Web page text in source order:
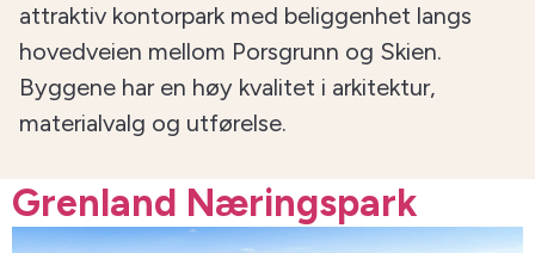
attraktiv kontorpark med beliggenhet langs
hovedveien mellom Porsgrunn og Skien.
Byggene har en høy kvalitet i arkitektur,
materialvalg og utførelse.
Grenland Næringspark